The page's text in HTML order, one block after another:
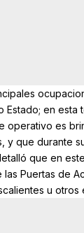
Estado; en esta
operativo es
y que durante
que en
Puertas de
u